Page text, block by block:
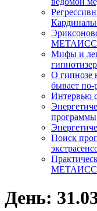
Мифы и
О гипнозе
бывает по-
Интервью
программы
Поиск
День: